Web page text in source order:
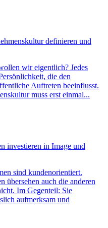
definieren und
wir eigentlich? Jedes
die den
Auftreten beeinflusst.
muss erst einmal...
investieren in Image und
sind kundenorientiert.
übersehen auch die anderen
Im Gegenteil: Sie
aufmerksam und